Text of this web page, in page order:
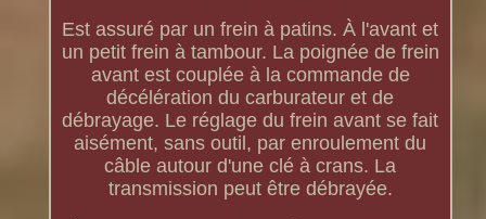
Est assuré par un frein à patins. À l'avant et
un petit frein à tambour. La poignée de frein
avant est couplée à la commande de
décélération du carburateur et de
débrayage. Le réglage du frein avant se fait
aisément, sans outil, par enroulement du
câble autour d'une clé à crans. La
transmission peut être débrayée.